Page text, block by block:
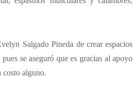
Salgado Pineda de crear espacios
se aseguró que es gracias al apoyo
costo alguno.